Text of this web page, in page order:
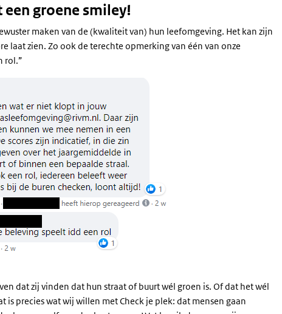
groene smiley!
maken van de (kwaliteit van) hun leefomgeving. Het kan zijn
laat zien. Zo ook de terechte opmerking van één van onze
rol.”
dat zij vinden dat hun straat of buurt wél groen is. Of dat het wél
precies wat wij willen met Check je plek: dat mensen gaan